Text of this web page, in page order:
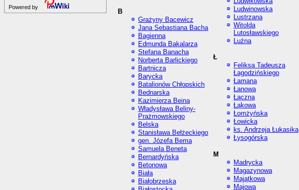
Powered by
B
Grażyny Bacewicz
Jana Sebastiana Bacha
Bagienna
Edmunda Bakalarza
Stefana Banacha
Norberta Barlickiego
Bartnicza
Barycka
Batalionów Chłopskich
Bednarska
Kazimierza Beina
Władysława Beliny-
Prażmowskiego
Belska
Stanisława Bełżeckiego
gen. Józefa Bema
Samuela Beneta
Bernardyńska
Betonowa
Biała
Białobrzeska
Ludwinowska
Lustrzana
Witolda
Lutosławskiego
Luźna
Ł
Feliksa Tadeusza
Łagodzińskiego
Łamana
Łanowa
Łączna
Łąkowa
Łomżyńska
Łowicka
ks. Andrzeja Łukasika
Łysogórska
M
Madrycka
Magazynowa
Majątkowa
Majowa